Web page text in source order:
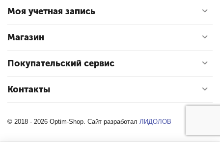
Моя учетная запись
Магазин
Покупательский сервис
Контакты
© 2018 - 2026 Optim-Shop. Сайт разработал ЛИДОЛОВ